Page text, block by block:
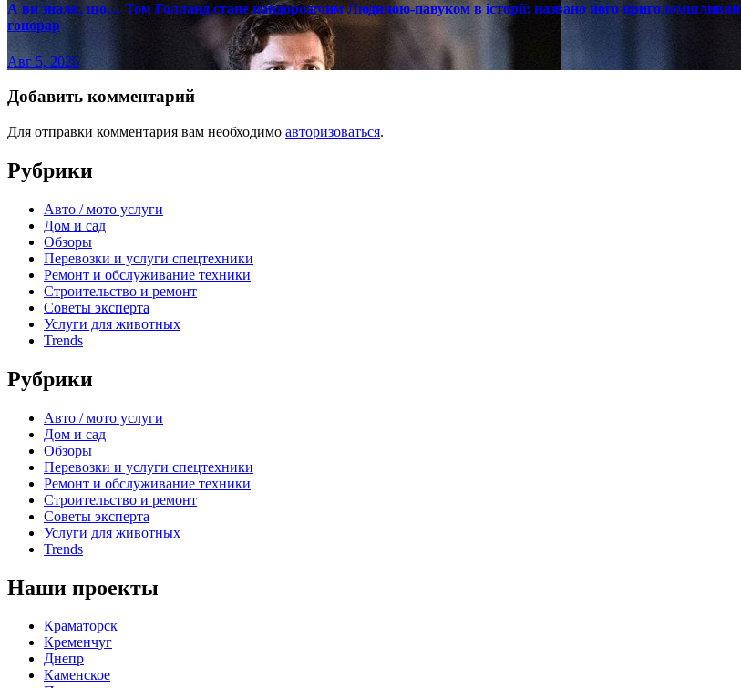
А ви знали, що… Том Голланд стане найдорожчим Людиною-павуком в історії: названо його приголомшливий
гонорар
Авг 5, 2026
Добавить комментарий
Для отправки комментария вам необходимо авторизоваться.
Рубрики
Авто / мото услуги
Дом и сад
Обзоры
Перевозки и услуги спецтехники
Ремонт и обслуживание техники
Строительство и ремонт
Советы эксперта
Услуги для животных
Trends
Рубрики
Авто / мото услуги
Дом и сад
Обзоры
Перевозки и услуги спецтехники
Ремонт и обслуживание техники
Строительство и ремонт
Советы эксперта
Услуги для животных
Trends
Наши проекты
Краматорск
Кременчуг
Днепр
Каменское